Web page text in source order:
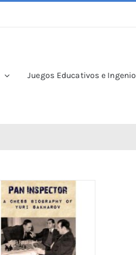
Juegos Educativos e Ingenio